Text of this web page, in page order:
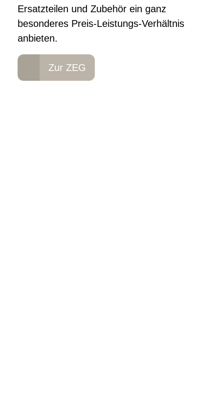
Ersatzteilen und Zubehör ein ganz
besonderes Preis-Leistungs-Verhältnis
anbieten.
Zur ZEG